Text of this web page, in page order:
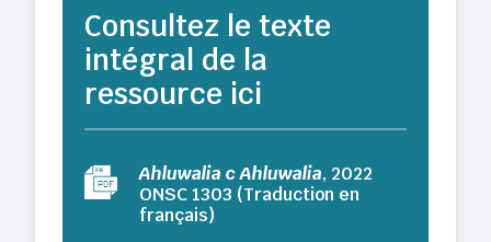
Consultez le texte
intégral de la
ressource ici
Ahluwalia c Ahluwalia, 2022
ONSC 1303 (Traduction en
français)